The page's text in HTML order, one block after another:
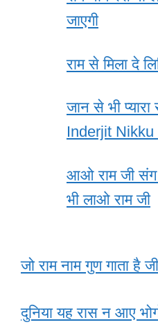
जाएगी
राम से मिला दे
जान से भी प्यारा
Inderjit Nikku
आओ राम जी संग
भी लाओ राम जी
जो राम नाम गुण गाता है
दुनिया यह रास न आए